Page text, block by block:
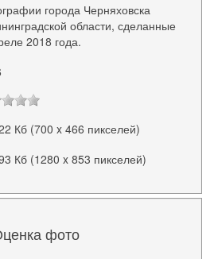
города Черняховска
области, сделанные
2018 года.
Кб (700 x 466 пикселей)
Кб (1280 x 853 пикселей)
фото